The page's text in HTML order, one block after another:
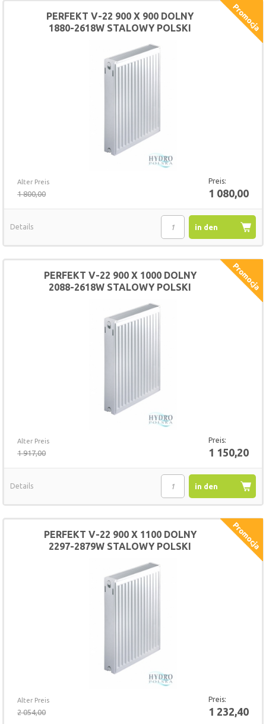
Alter Preis
1 800,00
Preis:
1 080,00
PERFEKT V-22 900 X 900 DOLNY
1880-2618W STALOWY POLSKI
in den
Details
Alter Preis
1 917,00
Preis:
1 150,20
PERFEKT V-22 900 X 1000 DOLNY
2088-2618W STALOWY POLSKI
in den
Details
Alter Preis
2 054,00
Preis:
1 232,40
PERFEKT V-22 900 X 1100 DOLNY
2297-2879W STALOWY POLSKI